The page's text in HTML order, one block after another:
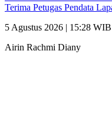
Terima Petugas Pendata
5 Agustus 2026 | 15:28 WIB
Airin Rachmi Diany